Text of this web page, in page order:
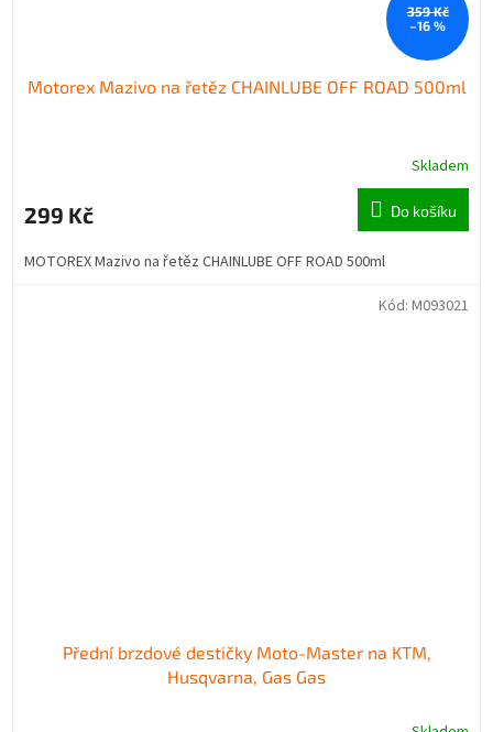
359 Kč
–16 %
Motorex Mazivo na řetěz CHAINLUBE OFF ROAD 500ml
Skladem
299 Kč Do košíku
MOTOREX Mazivo na řetěz CHAINLUBE OFF ROAD 500ml
Přední brzdové destičky Moto-Master na KTM,
Husqvarna, Gas Gas
Kód: M093021